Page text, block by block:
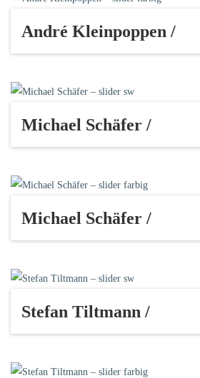
André Kleinpoppen /
Michael Schäfer /
Michael Schäfer /
Stefan Tiltmann /